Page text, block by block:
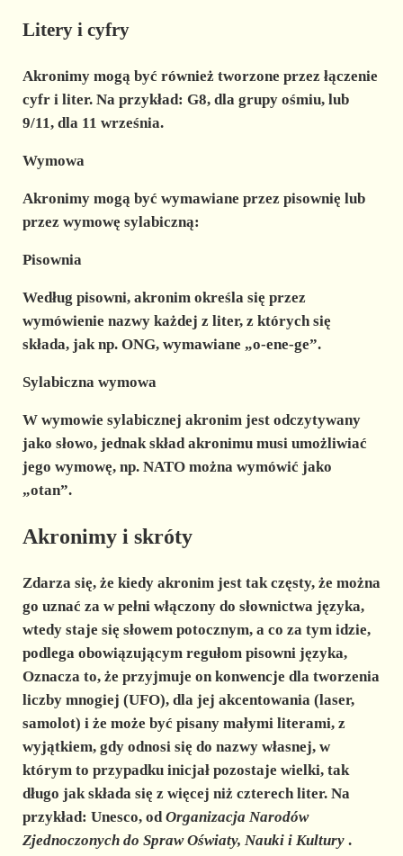
Litery i cyfry
Akronimy mogą być również tworzone przez łączenie
cyfr i liter. Na przykład: G8, dla grupy ośmiu, lub
9/11, dla 11 września.
Wymowa
Akronimy mogą być wymawiane przez pisownię lub
przez wymowę sylabiczną:
Pisownia
Według pisowni, akronim określa się przez
wymówienie nazwy każdej z liter, z których się
składa, jak np. ONG, wymawiane „o-ene-ge”.
Sylabiczna wymowa
W wymowie sylabicznej akronim jest odczytywany
jako słowo, jednak skład akronimu musi umożliwiać
jego wymowę, np. NATO można wymówić jako
„otan”.
Akronimy i skróty
Zdarza się, że kiedy akronim jest tak częsty, że można
go uznać za w pełni włączony do słownictwa języka,
wtedy staje się słowem potocznym, a co za tym idzie,
podlega obowiązującym regułom pisowni języka,
Oznacza to, że przyjmuje on konwencje dla tworzenia
liczby mnogiej (UFO), dla jej akcentowania (laser,
samolot) i że może być pisany małymi literami, z
wyjątkiem, gdy odnosi się do nazwy własnej, w
którym to przypadku inicjał pozostaje wielki, tak
długo jak składa się z więcej niż czterech liter. Na
przykład: Unesco, odOrganizacja Narodów
Zjednoczonych do Spraw Oświaty, Nauki i Kultury.